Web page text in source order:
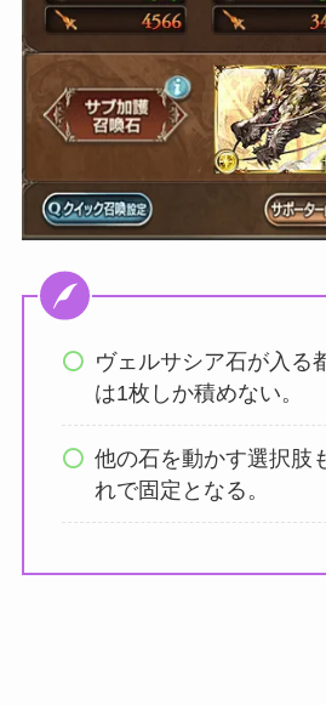
ヴェルサシア石が入る
は1枚しか積めない。
他の石を動かす選択肢
れで固定となる。